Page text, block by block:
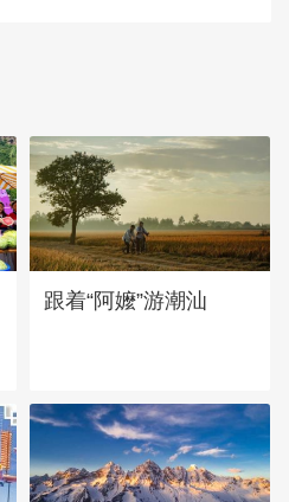
跟着“阿嬤”游潮汕